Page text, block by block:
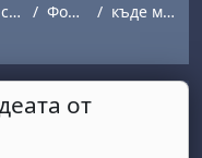
Информация за студенти обучаващи се в програми с дистанционна форма на обучение. Форум за въпроси и отговори къде мога да гледам видеата от лекциите?
от